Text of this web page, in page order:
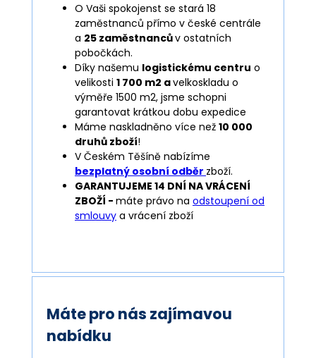
O Vaši spokojenst se stará 18
zaměstnanců přímo v české centrále
a 25 zaměstnancův ostatních
pobočkách.
Díky našemu logistickému centru o
velikosti 1 700 m2 avelkoskladu o
výměře 1500 m2, jsme schopni
garantovat krátkou dobu expedice
Máme naskladněno více než 10 000
druhů zboží!
V Českém Těšíně nabízíme
bezplatný osobní odběr zboží.
GARANTUJEME 14 DNÍ NA VRÁCENÍ
ZBOŽÍ - máte právo na odstoupení od
smlouvy a vrácení zboží
Máte pro nás zajímavou
nabídku